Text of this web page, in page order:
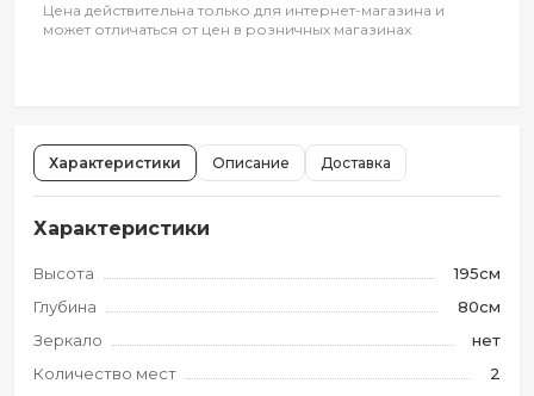
Цена действительна только для интернет-магазина и
может отличаться от цен в розничных магазинах
Характеристики Описание Доставка
Характеристики
Высота
195см
Глубина
80см
Зеркало
нет
Количество мест
2